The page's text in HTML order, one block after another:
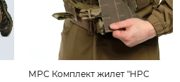
МРС Комплект жилет "НРС